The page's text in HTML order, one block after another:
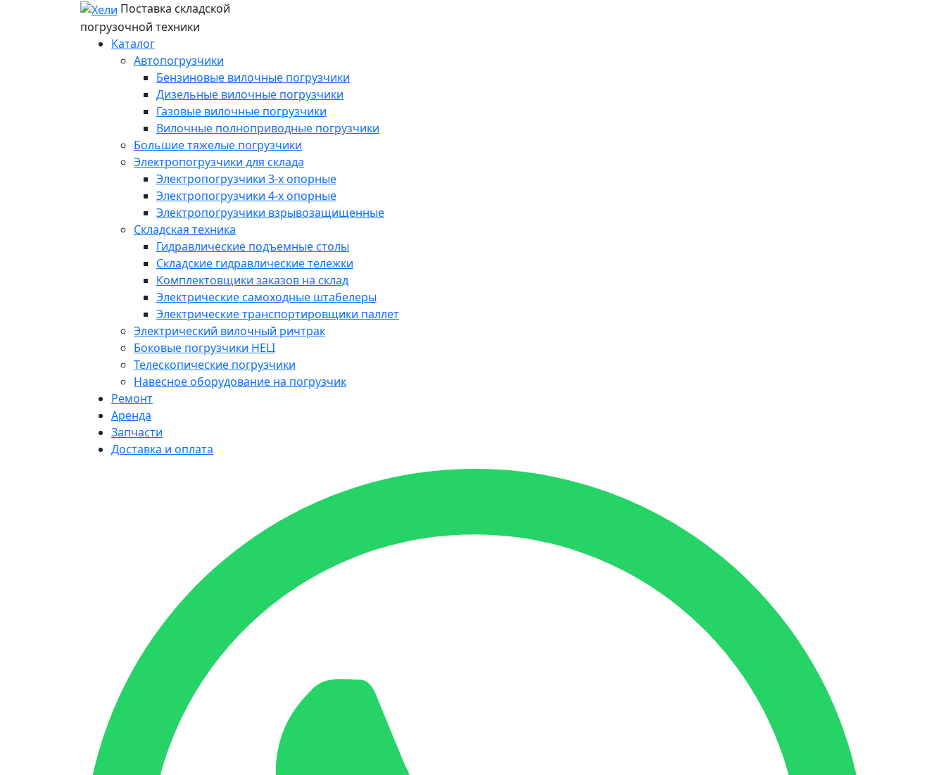
Поставка складской
погрузочной техники
Каталог
Автопогрузчики
Бензиновые вилочные погрузчики
Дизельные вилочные погрузчики
Газовые вилочные погрузчики
Вилочные полноприводные погрузчики
Большие тяжелые погрузчики
Электропогрузчики для склада
Электропогрузчики 3-х опорные
Электропогрузчики 4-х опорные
Электропогрузчики взрывозащищенные
Складская техника
Гидравлические подъемные столы
Складские гидравлические тележки
Комплектовщики заказов на склад
Электрические самоходные штабелеры
Электрические транспортировщики паллет
Электрический вилочный ричтрак
Боковые погрузчики HELI
Телескопические погрузчики
Навесное оборудование на погрузчик
Ремонт
Аренда
Запчасти
Доставка и оплата